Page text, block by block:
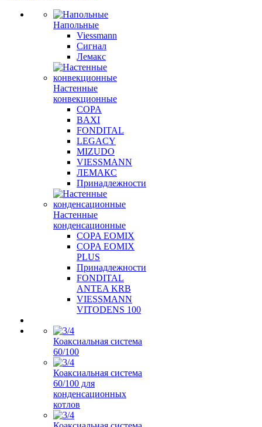
Напольные
Viessmann
Сигнал
Лемакс
Настенные
конвекционные
COPA
BAXI
FONDITAL
LEGACY
MIZUDO
VIESSMANN
ЛЕМАКС
Принадлежности
Настенные
конденсационные
COPA EOMIX
COPA EOMIX
PLUS
Принадлежности
FONDITAL
ANTEA KRB
VIESSMANN
VITODENS 100
Коаксиальная система
60/100
Коаксиальная система
60/100 для
конденсационных
котлов